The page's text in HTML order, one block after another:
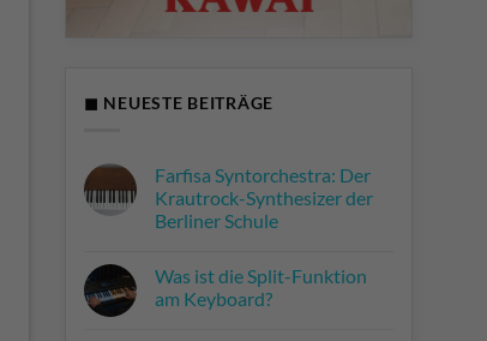
◼ NEUESTE BEITRÄGE
Farfisa Syntorchestra: Der
Krautrock-Synthesizer der
Berliner Schule
zu
Farfisa
Syntorchestra:
Was ist die Split-Funktion
am Keyboard?